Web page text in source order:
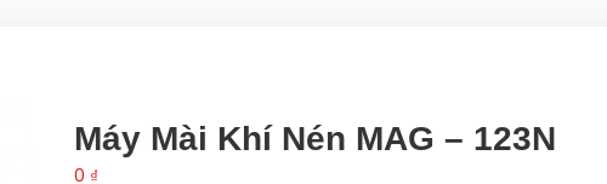
Máy Mài Khí Nén MAG – 123N
0 ₫